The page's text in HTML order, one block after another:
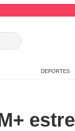
DEPORTES